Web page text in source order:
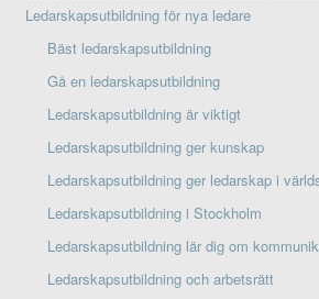
Ledarskapsutbildning för nya ledare
Bäst ledarskapsutbildning
Gå en ledarskapsutbildning
Ledarskapsutbildning är viktigt
Ledarskapsutbildning ger kunskap
Ledarskapsutbildning ger ledarskap i
Ledarskapsutbildning i Stockholm
Ledarskapsutbildning lär dig om
Ledarskapsutbildning och arbetsrätt